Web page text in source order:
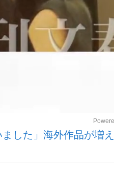
した」海外作品が増